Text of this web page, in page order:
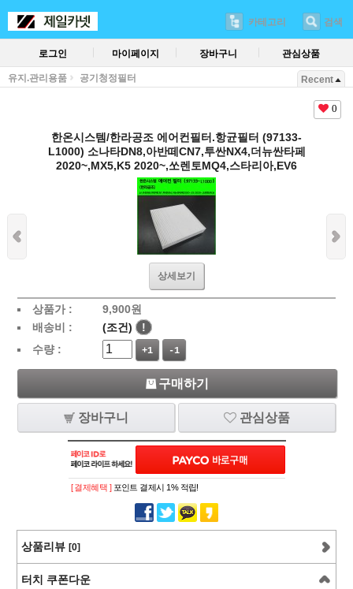
카테고리 검색
로그인 마이페이지 장바구니 관심상품
유지.관리용품 공기청정필터 Recent
0
한온시스템/한라공조 에어컨필터.항균필터 (97133-
L1000) 소나타DN8,아반떼CN7,투싼NX4,더뉴싼타페
2020~,MX5,K5 2020~,쏘렌토MQ4,스타리아,EV6
상세보기
상품가 : 9,900원
배송비 :
(조건)
!
수량 :
+1 -1
구매하기
장바구니 관심상품
[ 결제혜택 ] 포인트 결제시 1% 적립!
상품리뷰 [0]
터치 쿠폰다운